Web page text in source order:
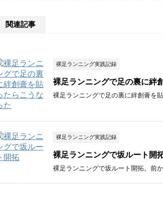
関連記事
裸足ランニング実践記録
裸足ランニングで足の裏に絆
裸足ランニングで足の裏に絆創膏を
裸足ランニング実践記録
裸足ランニングで坂ルート開
裸足ランニングで坂ルート開拓。前